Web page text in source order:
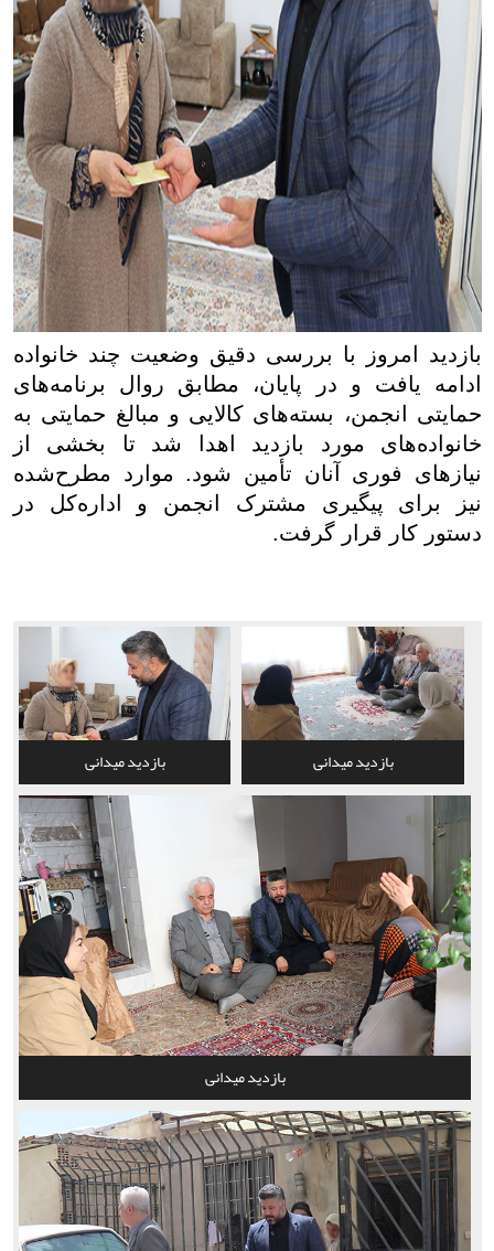
بازدید امروز با بررسی دقیق وضعیت چند خانواده
ادامه یافت و در پایان، مطابق روال برنامه‌های
حمایتی انجمن، بسته‌های کالایی و مبالغ حمایتی به
خانواده‌های مورد بازدید اهدا شد تا بخشی از
نیازهای فوری آنان تأمین شود. موارد مطرح‌شده
نیز برای پیگیری مشترک انجمن و اداره‌کل در
دستور کار قرار گرفت.
بازدید میدانی بازدید میدانی
بازدید میدانی